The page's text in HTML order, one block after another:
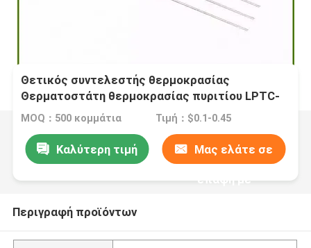
Θετικός συντελεστής θερμοκρασίας
Θερματοστάτη θερμοκρασίας πυριτίου LPTC-
1400 Για κινητήρες οικιακών συσκευών
MOQ：500 κομμάτια Τιμή：$0.1-0.45
Καλύτερη τιμή Μας ελάτε σε
επαφή με
Περιγραφή προϊόντων